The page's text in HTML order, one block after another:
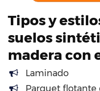
Tipos y
suelos
madera con
Laminado
Parquet flotante